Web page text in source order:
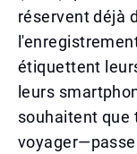
réservent déjà
étiquettent
leurs
souhaitent que